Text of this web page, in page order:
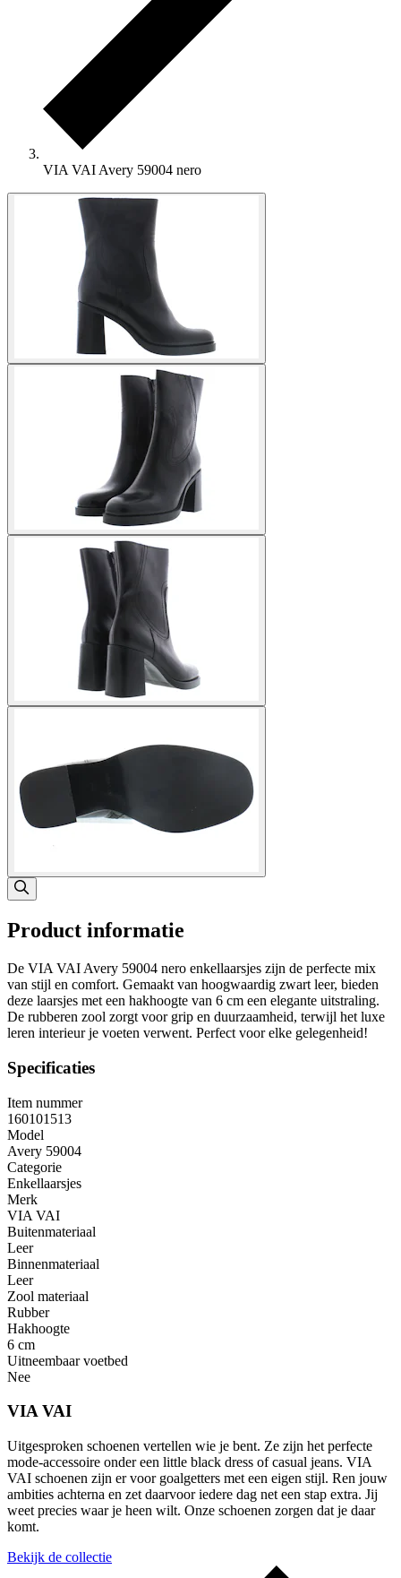
VIA VAI Avery 59004 nero
Product informatie
De VIA VAI Avery 59004 nero enkellaarsjes zijn de perfecte mix
van stijl en comfort. Gemaakt van hoogwaardig zwart leer, bieden
deze laarsjes met een hakhoogte van 6 cm een elegante uitstraling.
De rubberen zool zorgt voor grip en duurzaamheid, terwijl het luxe
leren interieur je voeten verwent. Perfect voor elke gelegenheid!
Specificaties
Item nummer
160101513
Model
Avery 59004
Categorie
Enkellaarsjes
Merk
VIA VAI
Buitenmateriaal
Leer
Binnenmateriaal
Leer
Zool materiaal
Rubber
Hakhoogte
6 cm
Uitneembaar voetbed
Nee
VIA VAI
Uitgesproken schoenen vertellen wie je bent. Ze zijn het perfecte
mode-accessoire onder een little black dress of casual jeans. VIA
VAI schoenen zijn er voor goalgetters met een eigen stijl. Ren jouw
ambities achterna en zet daarvoor iedere dag net een stap extra. Jij
weet precies waar je heen wilt. Onze schoenen zorgen dat je daar
komt.
Bekijk de collectie